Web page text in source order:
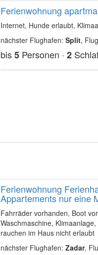
Ferienwohnung
Internet, Hunde erlaubt,
nächster Flughafen: Split,
bis5Personen · 2
Ferienwohnung
Appartements nur eine
Fahrräder vorhanden, Boot
Waschmaschine,
rauchen im Haus nicht erlaubt
nächster Flughafen: Zadar,